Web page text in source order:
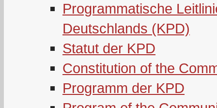
Programmatische
Deutschlands (KPD)
Statut der KPD
Constitution of the
Programm der KPD